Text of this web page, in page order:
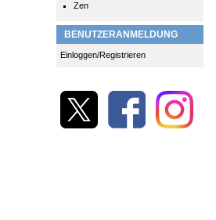
Zen
BENUTZERANMELDUNG
Einloggen/Registrieren